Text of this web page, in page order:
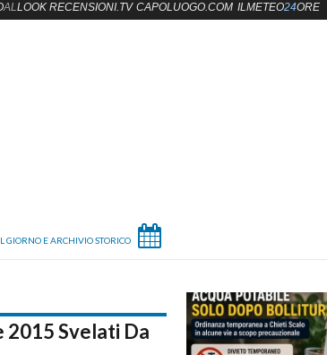
2015 Svelati Da
ALLOOK RECENSIONI.TV CAPOLUOGO.COM ILMETEO24ORE